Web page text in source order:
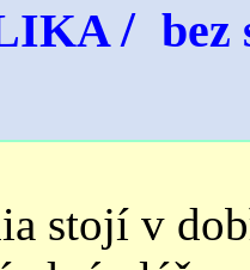
/
stojí v